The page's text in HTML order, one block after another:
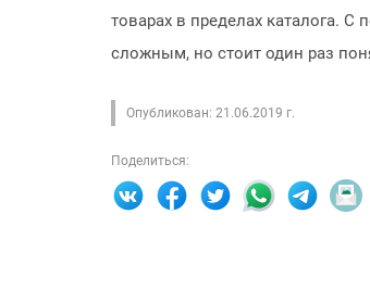
товарах в пределах каталога.
сложным, но стоит один раз
Опубликован: 21.06.2019 г.
Поделиться: